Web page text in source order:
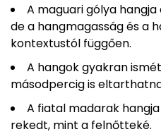
A maguari gólya
de a hangmagasság és a
kontextustól függően.
A hangok gyakran
másodpercig is
A fiatal madarak
rekedt, mint a felnőtteké.